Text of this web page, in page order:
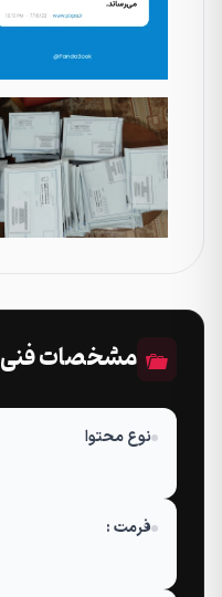
مشخصات فنی
نوع محتوا
فرمت :